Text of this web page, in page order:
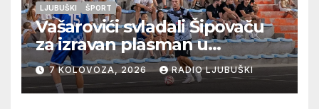
LJUBUŠKI ŠPORT
Vašarovići svladali Šipovaču
za izravan plasman u
četvrtfinale, Grab izborio
prolazak dalje, Klobuk ispao,
večeras počinje četvrtfinale
7 KOLOVOZA, 2026 RADIO LJUBUŠKI